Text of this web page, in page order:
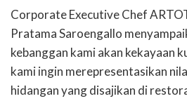
Corporate Executive Chef
Pratama Saroengallo
kebanggan kami akan kekayaan
kami ingin merepresentasikan
hidangan yang disajikan di